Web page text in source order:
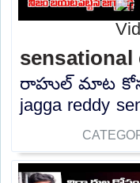
sensational
రాహుల్ మాట కోసం
jagga reddy